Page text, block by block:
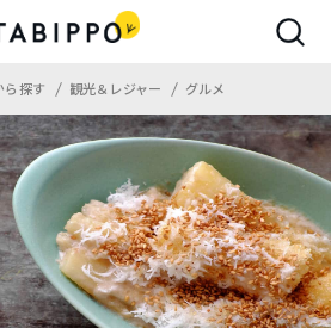
ら探す 観光＆レジャー グルメ